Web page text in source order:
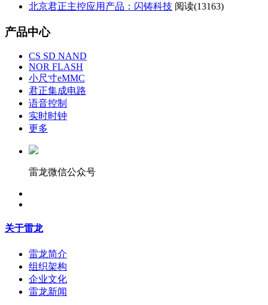
北京君正主控应用产品：闪铸科技 阅读(13163)
产品中心
CS SD NAND
NOR FLASH
小尺寸eMMC
君正集成电路
语音控制
实时时钟
更多
雷龙微信公众号
关于雷龙
雷龙简介
组织架构
企业文化
雷龙新闻